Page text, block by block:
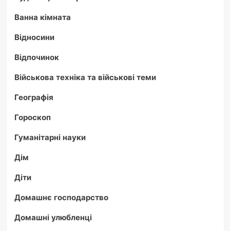
Ванна кімната
Відносини
Відпочинок
Військова техніка та військові теми
Географія
Гороскоп
Гуманітарні науки
Дім
Діти
Домашнє господарство
Домашні улюбленці